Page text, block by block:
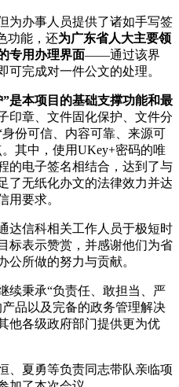
为办事人员提供了诸如手写签
功能，还为广东省人大主要领
专用办理界面——通过该界
可完成对一件公文的处理。
是本项目的基础支撑功能和最
印章、文件固化保护、文件分
份可信、内容可靠、来源可
其中，使用UKey+密码的唯
的电子签名相结合，达到了与
了无纸化办文的法律效力并达
用要求。
达信科相关工作人员于极短时
标表示赞赏，并感谢他们为省
公所做的努力与贡献。
续秉承“负责任、敢担当、严
品以及完备的政务管理解决
他各级政府部门提供更为优
、夏勇等负责同志带队亲临项